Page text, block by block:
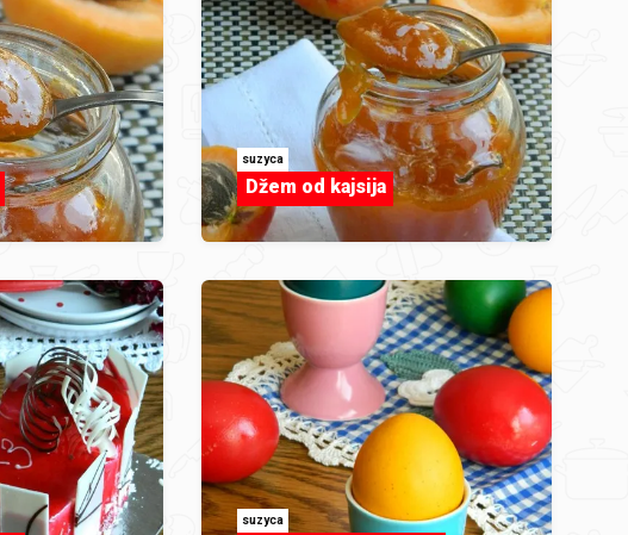
suzyca
Džem od kajsija
suzyca